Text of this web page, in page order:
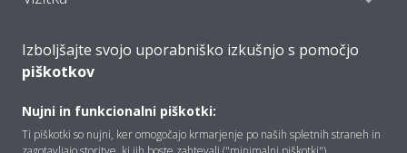
Rešitve
Kontakt
Izboljšajte svojo uporabniško izkušnjo s pomočjo
piškotkov
Nujni in funkcionalni piškotki:
Ti piškotki so nujni, ker omogočajo krmarjenje po naših spletnih straneh in